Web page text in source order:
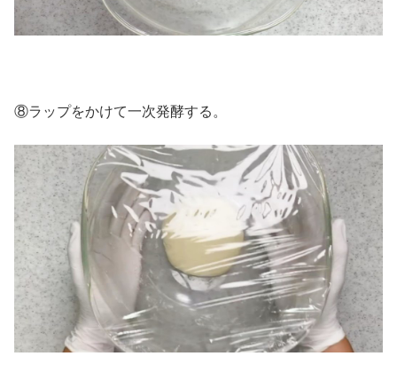
⑧ラップをかけて一次発酵する。